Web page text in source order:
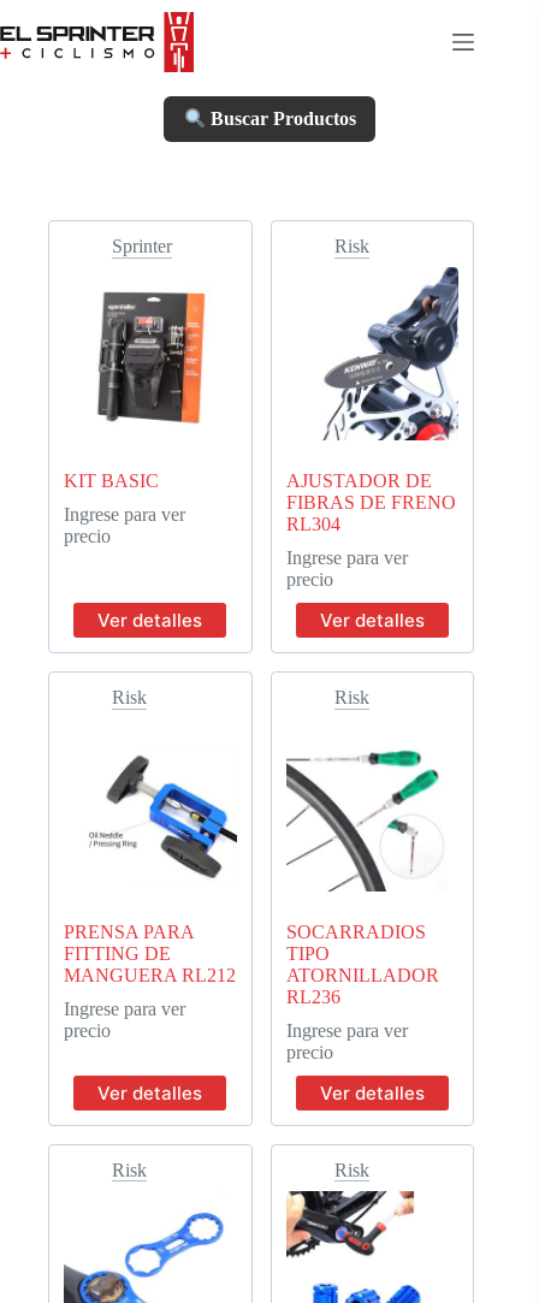
to
content
Buscar Productos
Sprinter
KIT BASIC
Ingrese para ver
precio
Ver detalles
Risk
AJUSTADOR DE
FIBRAS DE FRENO
RL304
Ingrese para ver
precio
Ver detalles
Risk
PRENSA PARA
FITTING DE
MANGUERA RL212
Ingrese para ver
precio
Ver detalles
Risk
SOCARRADIOS
TIPO
ATORNILLADOR
RL236
Ingrese para ver
precio
Ver detalles
Risk Risk